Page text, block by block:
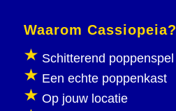
Waarom Cassiopeia?
Schitterend poppenspel
Een echte poppenkast
Op jouw locatie